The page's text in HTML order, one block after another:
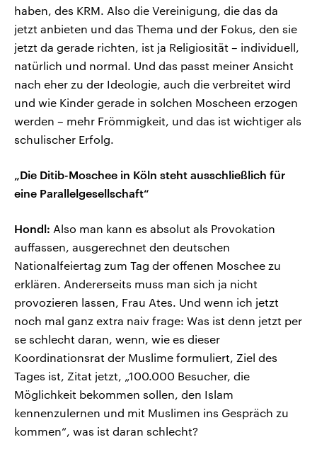
haben, des KRM. Also die Vereinigung, die das da
jetzt anbieten und das Thema und der Fokus, den sie
jetzt da gerade richten, ist ja Religiosität – individuell,
natürlich und normal. Und das passt meiner Ansicht
nach eher zu der Ideologie, auch die verbreitet wird
und wie Kinder gerade in solchen Moscheen erzogen
werden – mehr Frömmigkeit, und das ist wichtiger als
schulischer Erfolg.
„Die Ditib-Moschee in Köln steht ausschließlich für
eine Parallelgesellschaft“
Hondl: Also man kann es absolut als Provokation
auffassen, ausgerechnet den deutschen
Nationalfeiertag zum Tag der offenen Moschee zu
erklären. Andererseits muss man sich ja nicht
provozieren lassen, Frau Ates. Und wenn ich jetzt
noch mal ganz extra naiv frage: Was ist denn jetzt per
se schlecht daran, wenn, wie es dieser
Koordinationsrat der Muslime formuliert, Ziel des
Tages ist, Zitat jetzt, „100.000 Besucher, die
Möglichkeit bekommen sollen, den Islam
kennenzulernen und mit Muslimen ins Gespräch zu
kommen“, was ist daran schlecht?